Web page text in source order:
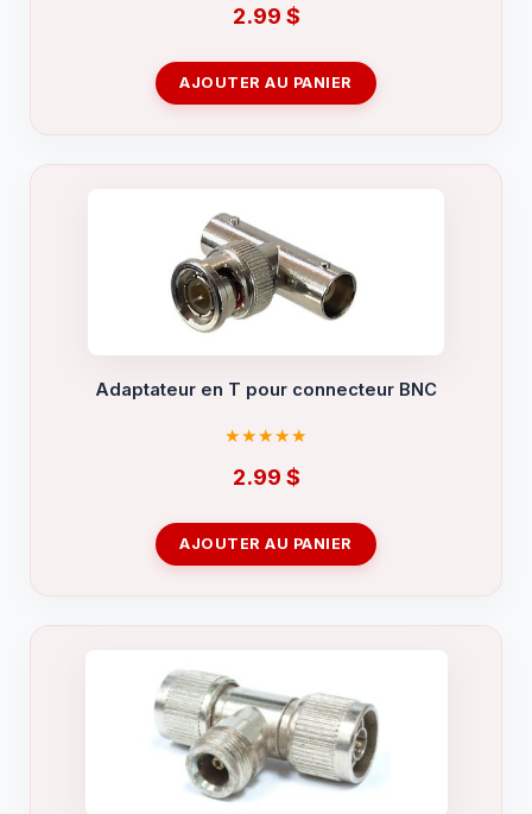
2.99 $
AJOUTER AU PANIER
Adaptateur en T pour connecteur BNC
2.99 $
AJOUTER AU PANIER